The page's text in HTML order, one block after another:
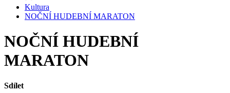
Kultura
NOČNÍ HUDEBNÍ MARATON
NOČNÍ HUDEBNÍ
MARATON
Sdílet